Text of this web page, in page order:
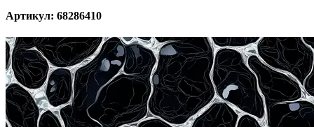
Артикул: 68286410